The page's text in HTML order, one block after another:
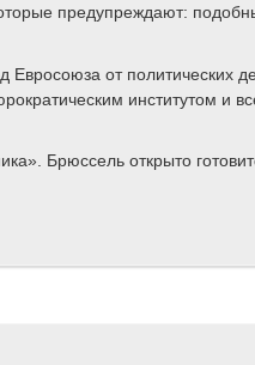
предупреждают:
от политических
институтом и
Брюссель открыто